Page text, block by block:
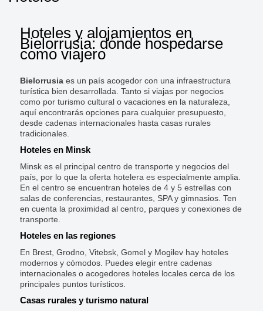
Hoteles y alojamientos en
Bielorrusia: dónde hospedarse
como viajero
Bielorrusia es un país acogedor con una infraestructura
turística bien desarrollada. Tanto si viajas por negocios
como por turismo cultural o vacaciones en la naturaleza,
aquí encontrarás opciones para cualquier presupuesto,
desde cadenas internacionales hasta casas rurales
tradicionales.
Hoteles en Minsk
Minsk es el principal centro de transporte y negocios del
país, por lo que la oferta hotelera es especialmente amplia.
En el centro se encuentran hoteles de 4 y 5 estrellas con
salas de conferencias, restaurantes, SPA y gimnasios. Ten
en cuenta la proximidad al centro, parques y conexiones de
transporte.
Hoteles en las regiones
En Brest, Grodno, Vitebsk, Gomel y Mogilev hay hoteles
modernos y cómodos. Puedes elegir entre cadenas
internacionales o acogedores hoteles locales cerca de los
principales puntos turísticos.
Casas rurales y turismo natural